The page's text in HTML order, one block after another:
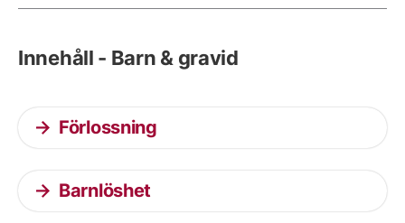
Innehåll - Barn & gravid
Förlossning
Barnlöshet